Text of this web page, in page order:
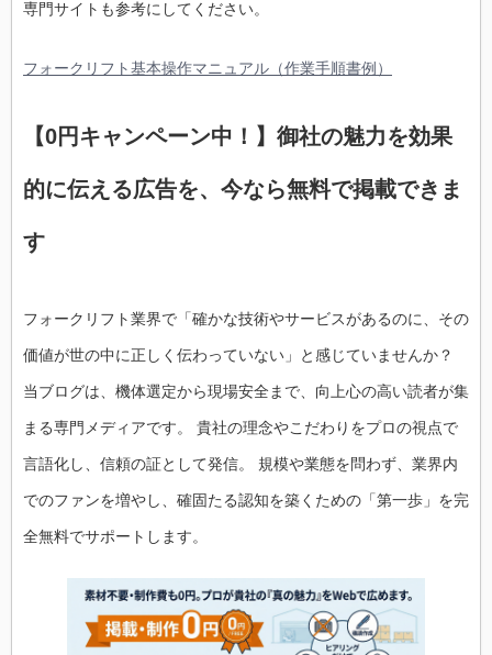
専門サイトも参考にしてください。
フォークリフト基本操作マニュアル（作業手順書例）
【0円キャンペーン中！】御社の魅力を効果
的に伝える広告を、今なら無料で掲載できま
す
フォークリフト業界で「確かな技術やサービスがあるのに、その
価値が世の中に正しく伝わっていない」と感じていませんか？
当ブログは、機体選定から現場安全まで、向上心の高い読者が集
まる専門メディアです。 貴社の理念やこだわりをプロの視点で
言語化し、信頼の証として発信。 規模や業態を問わず、業界内
でのファンを増やし、確固たる認知を築くための「第一歩」を完
全無料でサポートします。